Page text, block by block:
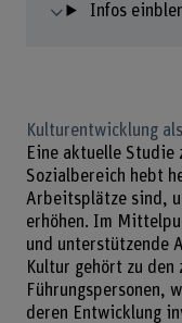
Infos
Kulturentwicklung
Eine aktuelle Studie
Sozialbereich hebt
Arbeitsplätze sind,
erhöhen. Im
und unterstützende
Kultur gehört zu den
Führungspersonen,
deren Entwicklung